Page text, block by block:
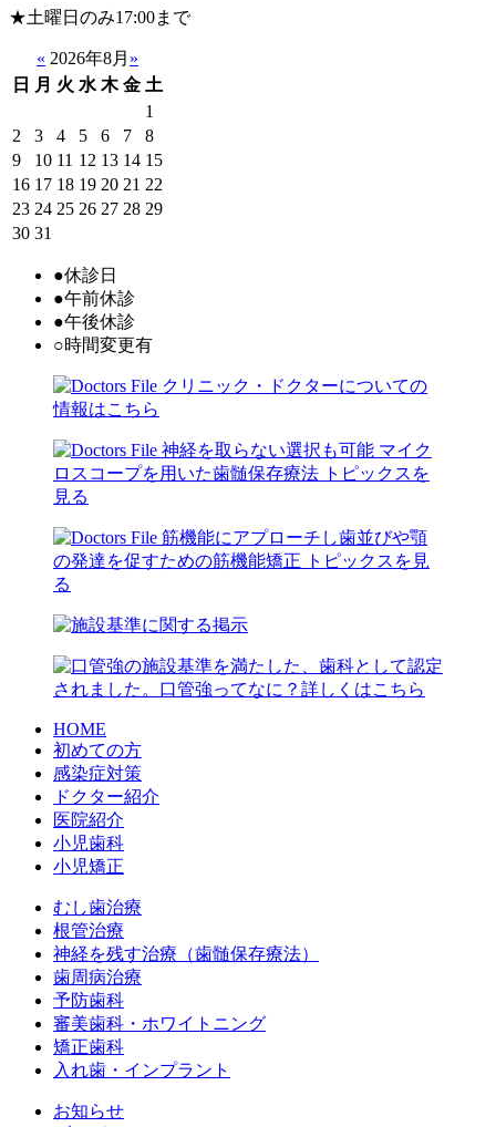
★土曜日のみ17:00まで
« 2026年8月 »
日
月 火 水 木 金 土
1
2
3 4 5 6 7
8
9
10 11 12 13 14 15
16 17 18 19 20 21 22
23 24 25 26 27 28 29
30 31
●休診日
●午前休診
●午後休診
○時間変更有
HOME
初めての方
感染症対策
ドクター紹介
医院紹介
小児歯科
小児矯正
むし歯治療
根管治療
神経を残す治療（歯髄保存療法）
歯周病治療
予防歯科
審美歯科・ホワイトニング
矯正歯科
入れ歯・インプラント
お知らせ